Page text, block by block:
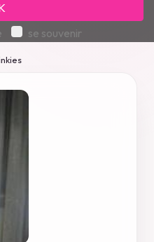
se souvenir